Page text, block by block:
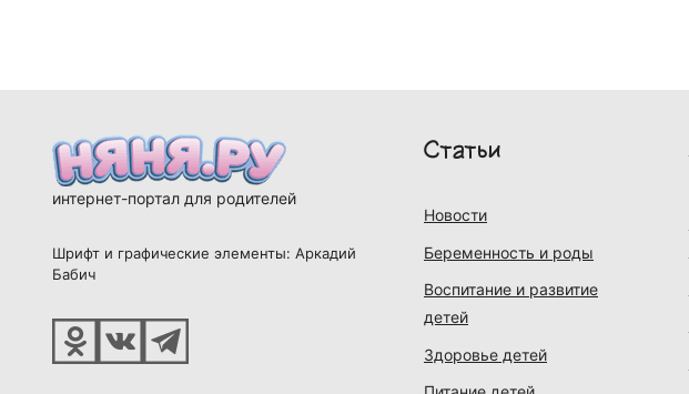
интернет-портал для родителей
Шрифт и графические элементы: Аркадий
Бабич
Статьи
Новости
Беременность и роды
Воспитание и развитие
детей
Здоровье детей